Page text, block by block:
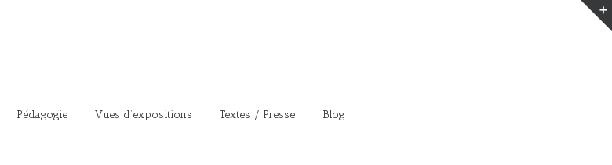
Pédagogie Vues d’expositions Textes / Presse Blog